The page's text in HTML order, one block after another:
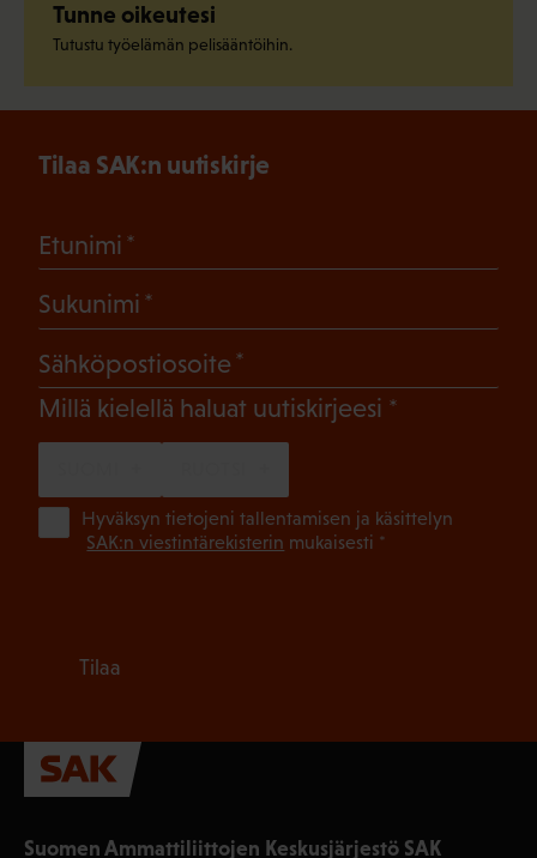
Tunne oikeutesi
Tutustu työelämän pelisääntöihin.
Suomen Ammattiliittojen Keskusjärjestö SAK
Tilaa SAK:n uutiskirje
Etunimi
Sukunimi
Sähköpostiosoite
Millä kielellä haluat uutiskirjeesi (Pakollinen)
Hyväksyn tietojeni tallentamisen ja käsittelyn
SAK:n viestintärekisterin mukaisesti *
Tilaa